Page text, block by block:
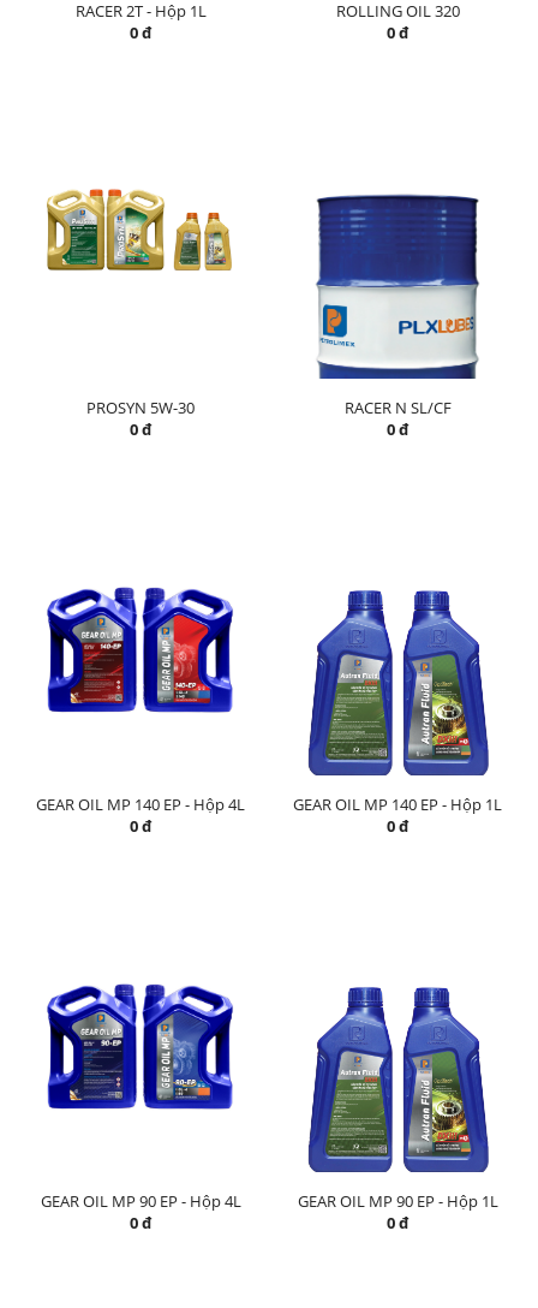
RACER 2T - Hộp 1L
0 đ
ROLLING OIL 320
0 đ
PROSYN 5W-30
0 đ
RACER N SL/CF
0 đ
GEAR OIL MP 140 EP - Hộp 4L
0 đ
GEAR OIL MP 140 EP - Hộp 1L
0 đ
GEAR OIL MP 90 EP - Hộp 4L
0 đ
GEAR OIL MP 90 EP - Hộp 1L
0 đ